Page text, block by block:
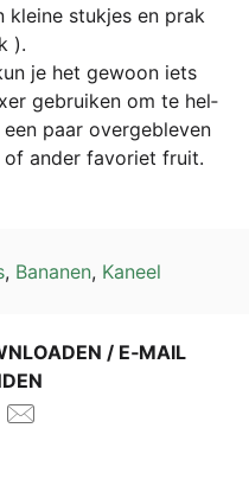
klei­ne stuk­jes en prak
).
je het gewoon iets
gebrui­ken om te hel­
paar over­ge­ble­ven
ander favoriet fruit.
, Bana­nen, Kaneel
/ E‑MAIL